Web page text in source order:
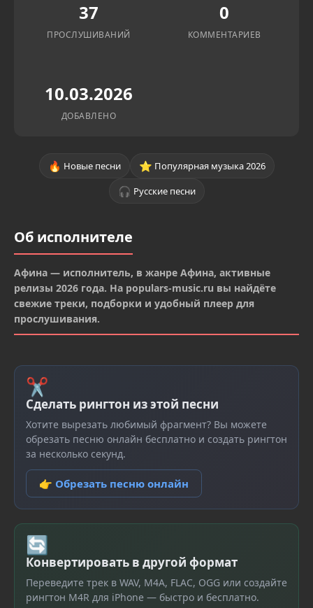
37
ПРОСЛУШИВАНИЙ
0
КОММЕНТАРИЕВ
10.03.2026
ДОБАВЛЕНО
🔥 Новые песни ⭐ Популярная музыка 2026
🎧 Русские песни
Об исполнителе
Афина — исполнитель, в жанре Афина, активные
релизы 2026 года. На populars-music.ru вы найдёте
свежие треки, подборки и удобный плеер для
прослушивания.
✂
Сделать рингтон из этой песни
Хотите вырезать любимый фрагмент? Вы можете
обрезать песню онлайн бесплатно и создать рингтон
за несколько секунд.
👉 Обрезать песню онлайн
🔄
Конвертировать в другой формат
Переведите трек в WAV, M4A, FLAC, OGG или создайте
рингтон M4R для iPhone — быстро и бесплатно.